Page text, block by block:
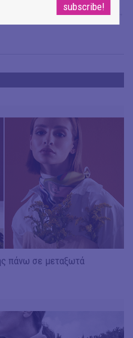
Έφη Χρυσού
πάνω σε μεταξωτά